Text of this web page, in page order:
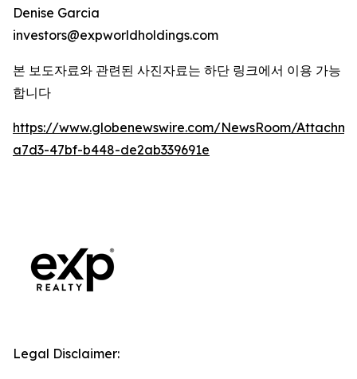
Denise Garcia
investors@expworldholdings.com
본 보도자료와 관련된 사진자료는 하단 링크에서 이용 가능
합니다
https://www.globenewswire.com/NewsRoom/
a7d3-47bf-b448-de2ab339691e
Legal Disclaimer: